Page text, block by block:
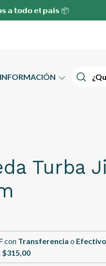
𝗮 𝘁𝗼𝗱𝗼 𝗲𝗹 𝗽𝗮𝗶𝘀 📦
INFORMACIÓN
Turba
con Transferencia o Efectivo
$315,00